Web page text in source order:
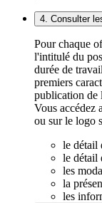
4. Consulter
Pour chaque
l'intitulé du
durée de
premiers
publication de
Vous accédez
ou sur le logo
le détail
le détail
les
la
les